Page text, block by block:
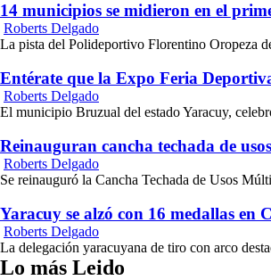
14 municipios se midieron en el
Roberts Delgado
La pista del Polideportivo Florentino Oropeza
Entérate que la Expo Feria
Roberts Delgado
El municipio Bruzual del estado Yaracuy,
Reinauguran cancha techada de
Roberts Delgado
Se reinauguró la Cancha Techada de Usos
Yaracuy se alzó con 16 medallas
Roberts Delgado
La delegación yaracuyana de tiro con arco
Lo más Leido